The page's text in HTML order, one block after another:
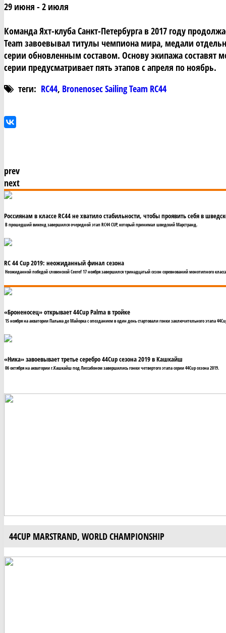
29 июня - 2 июля
Команда Яхт-клуба Санкт-Петербурга в 2017 году
Team завоевывал титулы чемпиона мира, медали
серии обновленным составом. Основу экипажа
серии предусматривает пять этапов с апреля по ноябрь.
теги: RC44, Bronenosec Sailing Team RC44
prev
next
Россиянам в классе RC44 не хватило стабильности, чтобы проявить себя в
В прошедший викенд завершился очередной этап RC44 CUP, который принимал шведский Марстранд.
RC 44 Cup 2019: неожиданный финал сезона
Неожиданной победой словенской Ceeref 17 ноября завершился тринадцатый сезон соревнований монотипного
«Броненосец» открывает 44Cup Palma в тройке
15 ноября на акватории Пальма де Майорка с опозданием в один день стартовали гонки заключительного этапа
«Ника» завоевывает третье серебро 44Cup сезона 2019 в Кашкайш
06 октября на акватории г.Кашкайш под Лиссабоном завершились гонки четвертого этапа серии 44Cup сезона 2019.
44CUP MARSTRAND, WORLD CHAMPIONSHIP